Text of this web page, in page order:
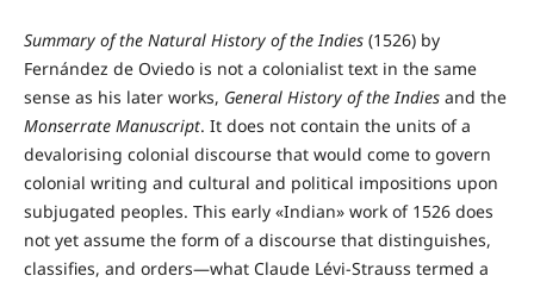
Summary of the Natural History of the Indies(1526) by
Fernández de Oviedo is not a colonialist text in the same
sense as his later works, General History of the Indiesand the
Monserrate Manuscript. It does not contain the units of a
devalorising colonial discourse that would come to govern
colonial writing and cultural and political impositions upon
subjugated peoples. This early «Indian» work of 1526 does
not yet assume the form of a discourse that distinguishes,
classifies, and orders—what Claude Lévi-Strauss termed a